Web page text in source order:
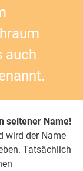
auch
seltener Name!
wird der Name
Tatsächlich